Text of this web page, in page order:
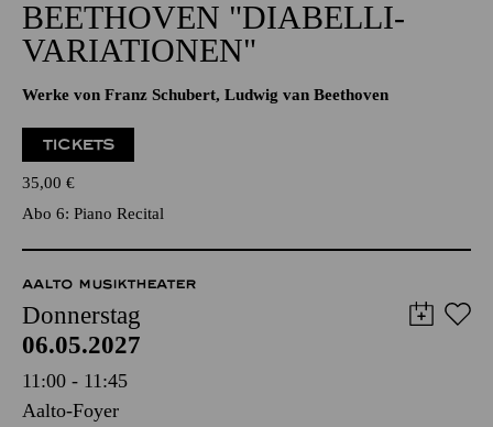
Alfried Krupp Saal
KLAVIER · BEETHOVEN-JUBILÄUM 2027
BEETHOVEN "DIABELLI-
Werke von Franz Schubert, Ludwig van Beethoven
TICKETS
35,00€
Abo 6: Piano Recital
AALTO MUSIKTHEATER
Donnerstag
06.05.2027